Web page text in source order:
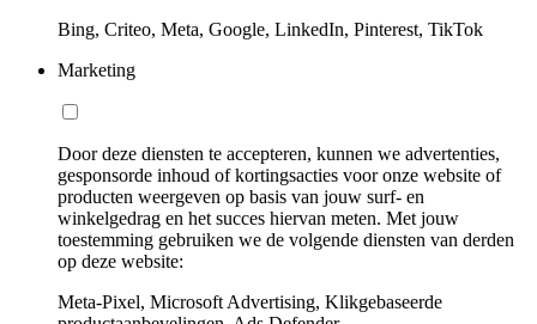
Bing, Criteo, Meta, Google, LinkedIn, Pinterest, TikTok
Marketing
Door deze diensten te accepteren, kunnen we advertenties,
gesponsorde inhoud of kortingsacties voor onze website of
producten weergeven op basis van jouw surf- en
winkelgedrag en het succes hiervan meten. Met jouw
toestemming gebruiken we de volgende diensten van derden
op deze website:
Meta-Pixel, Microsoft Advertising, Klikgebaseerde